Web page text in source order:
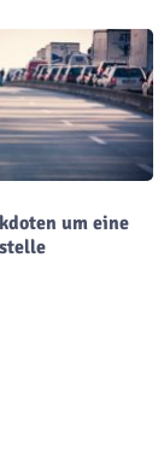
um eine